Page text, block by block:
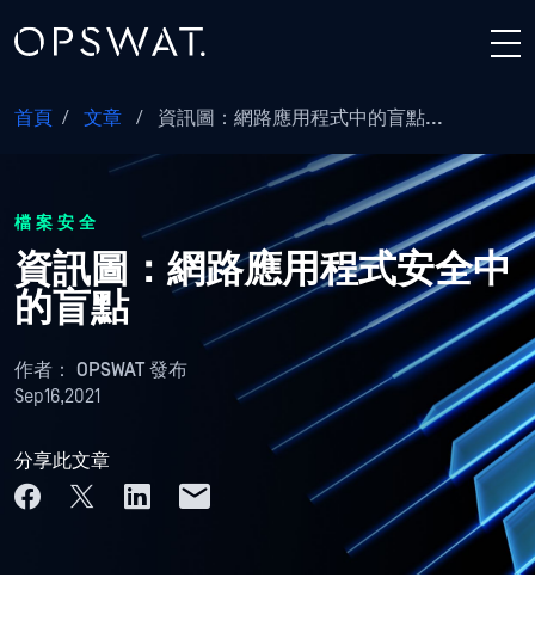
首頁 / 文章 / 資訊圖：網路應用程式中的盲點...
檔案安全
資訊圖：網路應用程式安全中
的盲點
作者： OPSWAT 發布
Sep16,2021
分享此文章